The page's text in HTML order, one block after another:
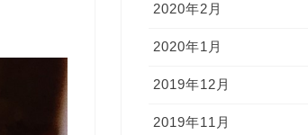
2020年2月
2020年1月
2019年12月
2019年11月